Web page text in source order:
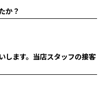
か？
します。当店スタッフの接客